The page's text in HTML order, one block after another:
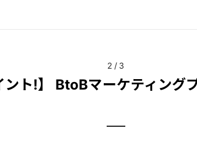
2/ 3
ント!】 BtoBマーケティング